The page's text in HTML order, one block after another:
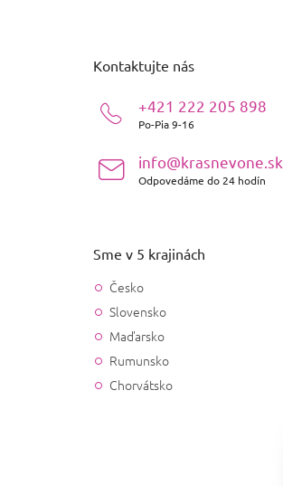
Kontaktujte nás
+421 222 205 898
Po-Pia 9-16
info@krasnevone.sk
Odpovedáme do 24 hodín
Sme v 5 krajinách
Česko
Slovensko
Maďarsko
Rumunsko
Chorvátsko